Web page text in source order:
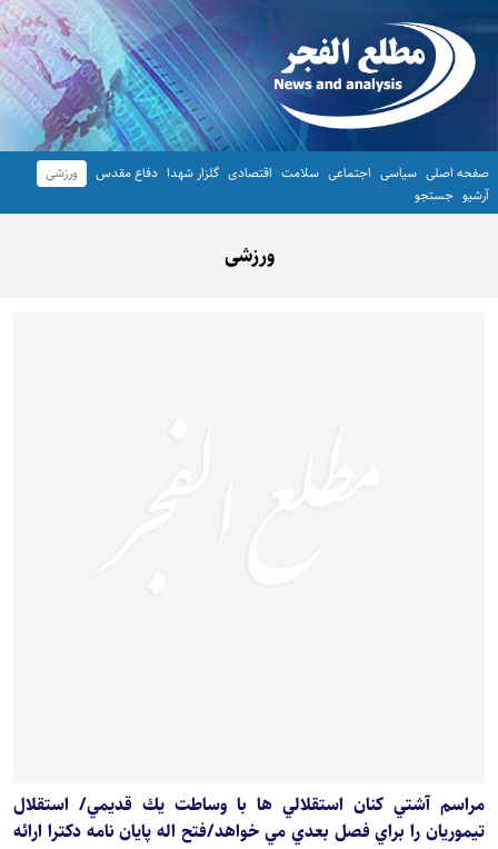
صفحه اصلی سیاسی اجتماعی سلامت اقتصادی گلزار شهدا دفاع مقدس
ورزشی
آرشیو جستجو
ورزشی
مراسم آشتي كنان استقلالي ها با وساطت يك قديمي/ استقلال
تيموريان را براي فصل بعدي مي خواهد/فتح اله پايان نامه دکترا ارائه